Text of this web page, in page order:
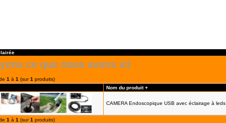
ce que nous avons ici
1 à 1 (sur1 produits)
Nom du produit +
CAMERA Endoscopique USB avec éclairage à leds
1 à 1 (sur1 produits)